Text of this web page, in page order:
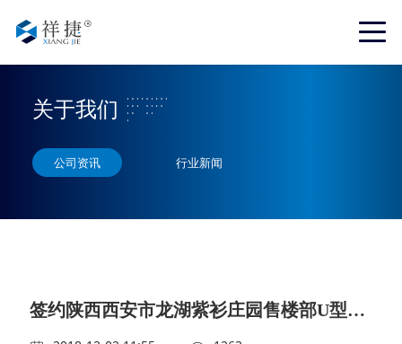
关于我们
公司资讯 行业新闻
签约陕西西安市龙湖紫衫庄园售楼部U型玻璃项目